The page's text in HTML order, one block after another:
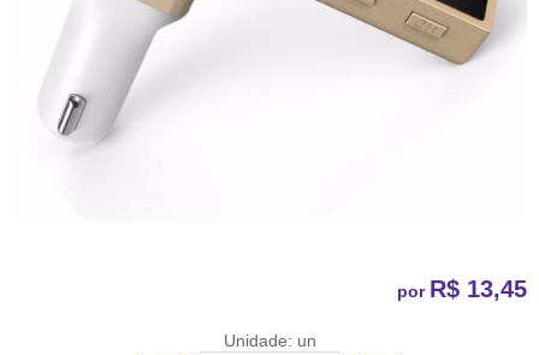
por R$ 13,45
Unidade: un